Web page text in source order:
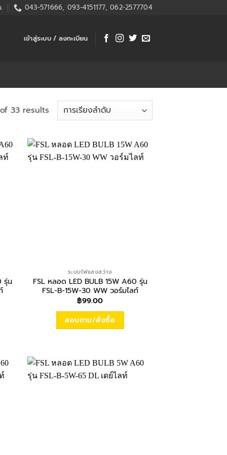
043-571666, 093-4151177, 062-2577704
เข้าสู่ระบบ / ลงทะเบียน
33 results
รุ่น
ระบบไฟแสงสว่าง
FSL หลอด LED BULB 15W A60 รุ่น
FSL-B-15W-30 WW วอร์มไลท์
฿99.00
สอบถาม/สั่งซื้อ